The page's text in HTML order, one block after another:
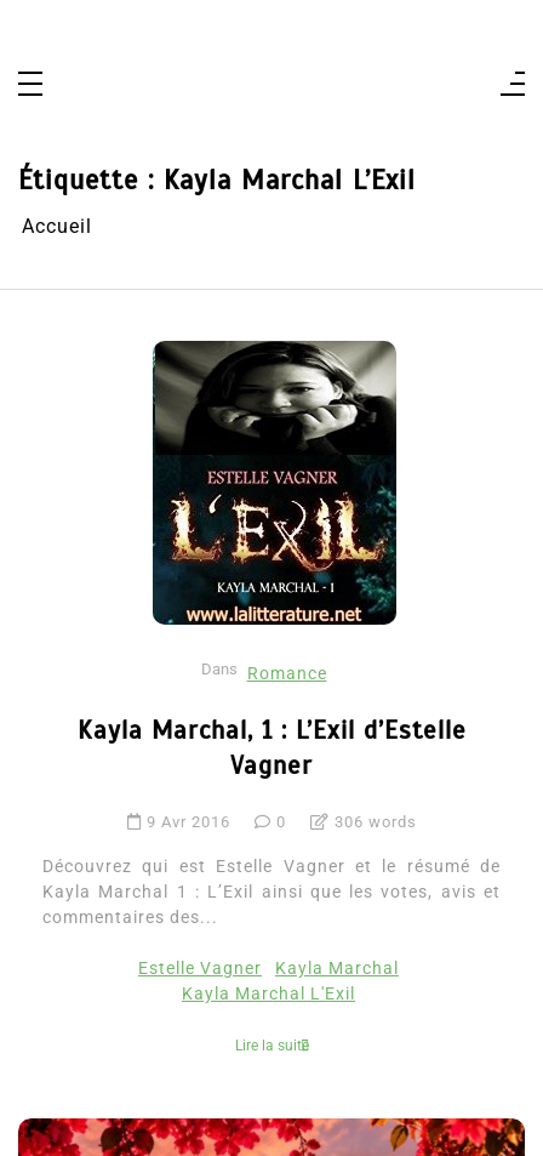
Étiquette : Kayla Marchal L’Exil
Accueil
Dans Romance
Kayla Marchal, 1 : L’Exil d’Estelle
Vagner
9 Avr 2016 0 306 words
Découvrez qui est Estelle Vagner et le résumé de
Kayla Marchal 1 : L’Exil ainsi que les votes, avis et
commentaires des...
Estelle Vagner
Kayla Marchal
Kayla Marchal L'Exil
Lire la suite